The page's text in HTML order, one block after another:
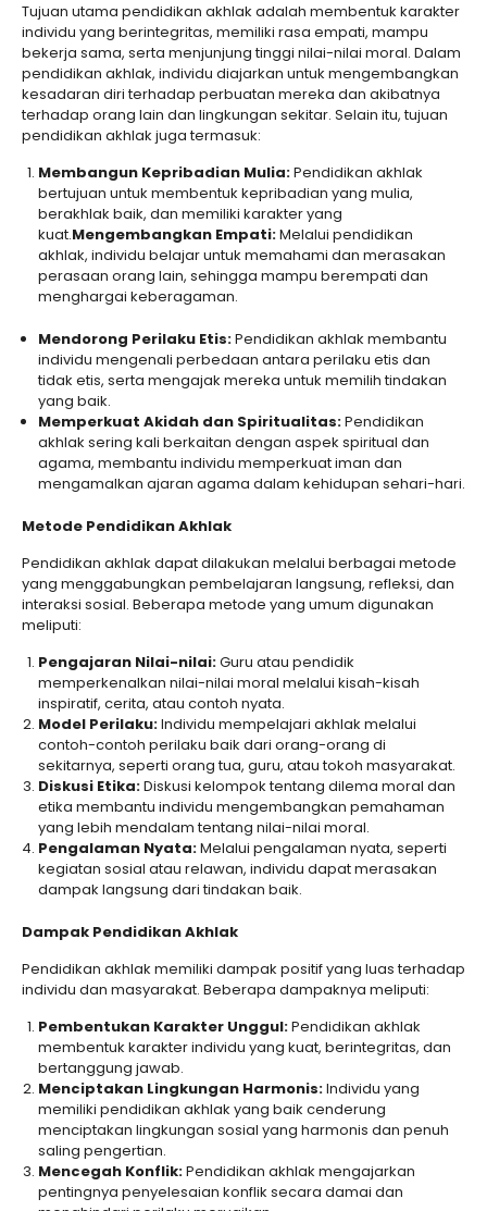
Tujuan utama pendidikan akhlak adalah membentuk karakter
individu yang berintegritas, memiliki rasa empati, mampu
bekerja sama, serta menjunjung tinggi nilai-nilai moral. Dalam
pendidikan akhlak, individu diajarkan untuk mengembangkan
kesadaran diri terhadap perbuatan mereka dan akibatnya
terhadap orang lain dan lingkungan sekitar. Selain itu, tujuan
pendidikan akhlak juga termasuk:
Membangun Kepribadian Mulia:Pendidikan akhlak
bertujuan untuk membentuk kepribadian yang mulia,
berakhlak baik, dan memiliki karakter yang
kuat.Mengembangkan Empati:Melalui pendidikan
akhlak, individu belajar untuk memahami dan merasakan
perasaan orang lain, sehingga mampu berempati dan
menghargai keberagaman.
Mendorong Perilaku Etis:Pendidikan akhlak membantu
individu mengenali perbedaan antara perilaku etis dan
tidak etis, serta mengajak mereka untuk memilih tindakan
yang baik.
Memperkuat Akidah dan Spiritualitas:Pendidikan
akhlak sering kali berkaitan dengan aspek spiritual dan
agama, membantu individu memperkuat iman dan
mengamalkan ajaran agama dalam kehidupan sehari-hari.
Metode Pendidikan Akhlak
Pendidikan akhlak dapat dilakukan melalui berbagai metode
yang menggabungkan pembelajaran langsung, refleksi, dan
interaksi sosial. Beberapa metode yang umum digunakan
meliputi:
Pengajaran Nilai-nilai:Guru atau pendidik
memperkenalkan nilai-nilai moral melalui kisah-kisah
inspiratif, cerita, atau contoh nyata.
Model Perilaku:Individu mempelajari akhlak melalui
contoh-contoh perilaku baik dari orang-orang di
sekitarnya, seperti orang tua, guru, atau tokoh masyarakat.
Diskusi Etika:Diskusi kelompok tentang dilema moral dan
etika membantu individu mengembangkan pemahaman
yang lebih mendalam tentang nilai-nilai moral.
Pengalaman Nyata:Melalui pengalaman nyata, seperti
kegiatan sosial atau relawan, individu dapat merasakan
dampak langsung dari tindakan baik.
Dampak Pendidikan Akhlak
Pendidikan akhlak memiliki dampak positif yang luas terhadap
individu dan masyarakat. Beberapa dampaknya meliputi:
Pembentukan Karakter Unggul:Pendidikan akhlak
membentuk karakter individu yang kuat, berintegritas, dan
bertanggung jawab.
Menciptakan Lingkungan Harmonis:Individu yang
memiliki pendidikan akhlak yang baik cenderung
menciptakan lingkungan sosial yang harmonis dan penuh
saling pengertian.
Mencegah Konflik:Pendidikan akhlak mengajarkan
pentingnya penyelesaian konflik secara damai dan